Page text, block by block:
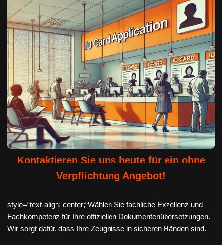
Kontaktieren Sie uns heute für ein ohne
Verpflichtung Angebot!
style=“text-align: center;“Wählen Sie fachliche Exzellenz und
Fachkompetenz für Ihre offiziellen Dokumentenübersetzungen.
Wir sorgt dafür, dass Ihre Zeugnisse in sicheren Händen sind.